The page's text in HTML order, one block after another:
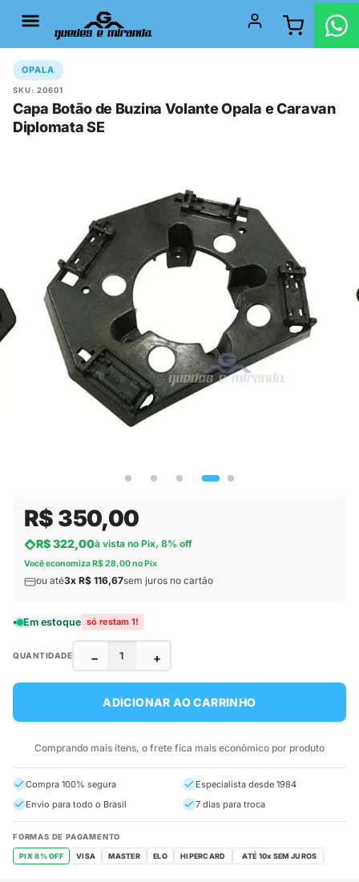
OPALA
SKU: 20601
Capa Botão de Buzina Volante Opala e Caravan
Diplomata SE
R$ 350,00
R$ 322,00à vista no Pix, 8% off
Você economiza R$ 28,00 no Pix
ou até3x R$ 116,67sem juros no cartão
Em estoque só restam 1!
QUANTIDADE − +
ADICIONAR AO CARRINHO
Comprando mais itens, o frete fica mais econômico por produto
Compra 100% segura
Especialista desde 1984
Envio para todo o Brasil
7 dias para troca
FORMAS DE PAGAMENTO
PIX 8% OFF VISA MASTER ELO HIPERCARD